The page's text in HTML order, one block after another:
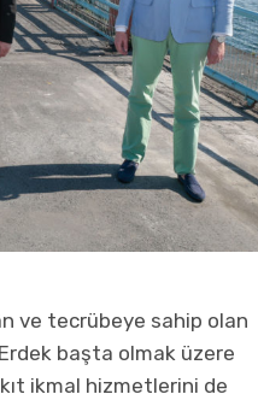
ve tecrübeye sahip olan
başta olmak üzere
ikmal hizmetlerini de